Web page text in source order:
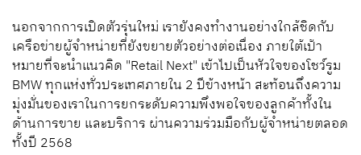
นอกจากการเปิดตัวรุ่นใหม่ เรายังคงทำงานอย่างใกล้ชิดกับ
เครือข่ายผู้จำหน่ายที่ยังขยายตัวอย่างต่อเนื่อง ภายใต้เป้า
หมายที่จะนำแนวคิด "Retail Next" เข้าไปเป็นหัวใจของโชว์รูม
BMW ทุกแห่งทั่วประเทศภายใน 2 ปีข้างหน้า สะท้อนถึงความ
มุ่งมั่นของเราในการยกระดับความพึงพอใจของลูกค้าทั้งใน
ด้านการขาย และบริการ ผ่านความร่วมมือกับผู้จำหน่ายตลอด
ทั้งปี 2568